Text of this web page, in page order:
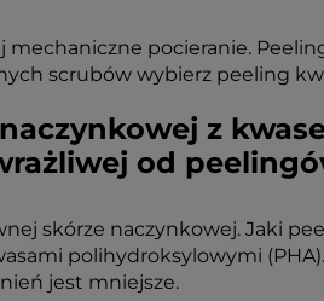
mechaniczne pocieranie.
scrubów wybierz peeling
z
od
skórze naczynkowej. Jaki
polihydroksylowymi
jest mniejsze.